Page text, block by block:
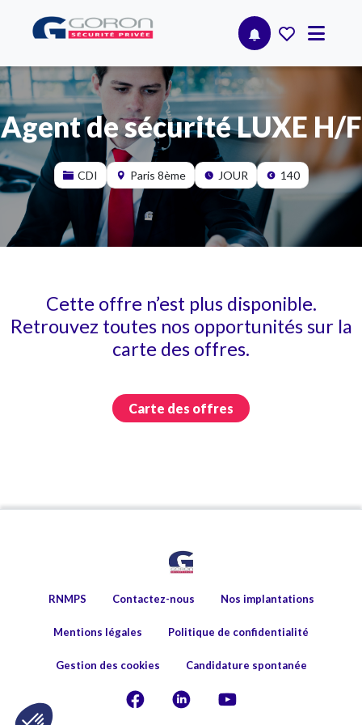
Agent de sécurité LUXE H/F
CDI Paris 8ème JOUR 140
Cette offre n’est plus disponible.
Retrouvez toutes nos opportunités sur la
carte des offres.
Carte des offres
RNMPS Contactez-nous Nos implantations
Mentions légales Politique de confidentialité
Gestion des cookies Candidature spontanée